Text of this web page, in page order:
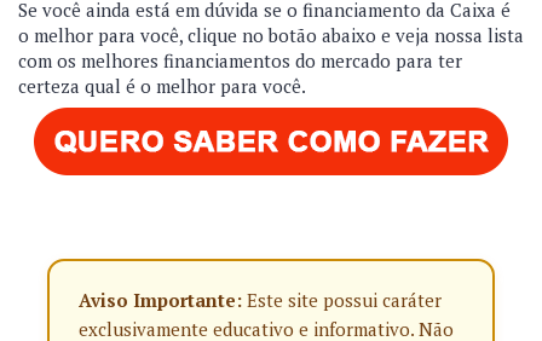
Se você ainda está em dúvida se o financiamento da Caixa é
o melhor para você, clique no botão abaixo e veja nossa lista
com os melhores financiamentos do mercado para ter
certeza qual é o melhor para você.
Aviso Importante: Este site possui caráter
exclusivamente educativo e informativo. Não